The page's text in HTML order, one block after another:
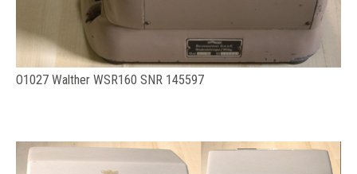
O1027 Walther WSR160 SNR 145597